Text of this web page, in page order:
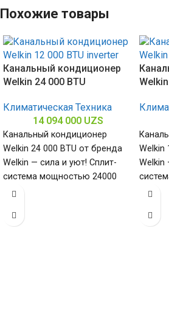
Похожие товары
Канальный кондиционер
Welkin 24 000 BTU
Климатическая Техника
14 094 000 UZS
Канальный кондиционер
Welkin 24 000 BTU от бренда
Welkin — сила и уют! Сплит-
система мощностью 24000
БТЕ для помещений до
Welkin
Welkin
БТЕ